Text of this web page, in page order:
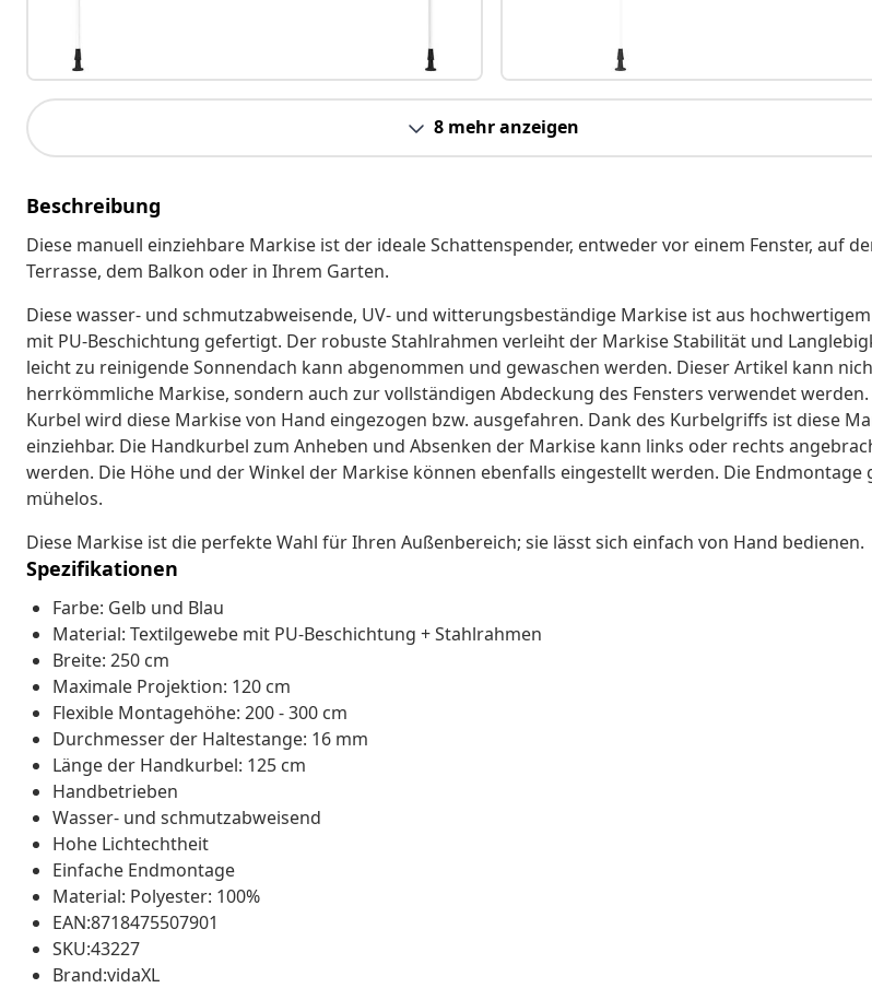
8 mehr anzeigen
Beschreibung
Diese manuell einziehbare Markise ist der ideale Schattenspender, entweder vor einem Fenster, auf
Terrasse, dem Balkon oder in Ihrem Garten.
Diese wasser- und schmutzabweisende, UV- und witterungsbeständige Markise ist aus
mit PU-Beschichtung gefertigt. Der robuste Stahlrahmen verleiht der Markise Stabilität und
leicht zu reinigende Sonnendach kann abgenommen und gewaschen werden. Dieser Artikel kann
herrkömmliche Markise, sondern auch zur vollständigen Abdeckung des Fensters verwendet
Kurbel wird diese Markise von Hand eingezogen bzw. ausgefahren. Dank des Kurbelgriffs ist diese
einziehbar. Die Handkurbel zum Anheben und Absenken der Markise kann links oder rechts
werden. Die Höhe und der Winkel der Markise können ebenfalls eingestellt werden. Die Endmontage
mühelos.
Diese Markise ist die perfekte Wahl für Ihren Außenbereich; sie lässt sich einfach von Hand bedienen.
Spezifikationen
Farbe: Gelb und Blau
Material: Textilgewebe mit PU-Beschichtung + Stahlrahmen
Breite: 250 cm
Maximale Projektion: 120 cm
Flexible Montagehöhe: 200 - 300 cm
Durchmesser der Haltestange: 16 mm
Länge der Handkurbel: 125 cm
Handbetrieben
Wasser- und schmutzabweisend
Hohe Lichtechtheit
Einfache Endmontage
Material: Polyester: 100%
EAN:8718475507901
SKU:43227
Brand:vidaXL